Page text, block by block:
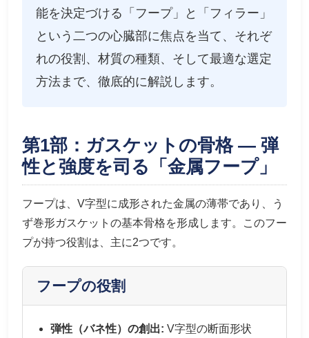
能を決定づける「フープ」と「フィラー」
という二つの心臓部に焦点を当て、それぞ
れの役割、材質の種類、そして最適な選定
方法まで、徹底的に解説します。
第1部：ガスケットの骨格 — 弾
性と強度を司る「金属フープ」
フープは、V字型に成形された金属の薄帯であり、う
ず巻形ガスケットの基本骨格を形成します。このフー
プが持つ役割は、主に2つです。
フープの役割
弾性（バネ性）の創出: V字型の断面形状